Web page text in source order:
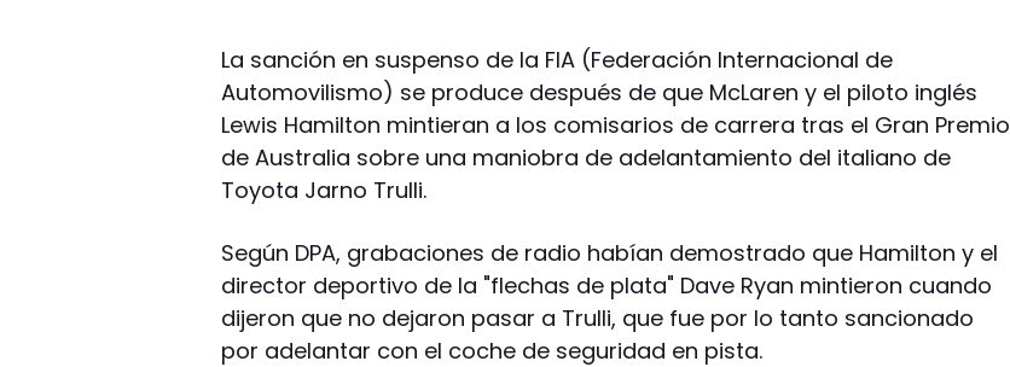
La sanción en suspenso de la FIA (Federación Internacional de
Automovilismo) se produce después de que McLaren y el piloto inglés
Lewis Hamilton mintieran a los comisarios de carrera tras el Gran Premio
de Australia sobre una maniobra de adelantamiento del italiano de
Toyota Jarno Trulli.
Según DPA, grabaciones de radio habían demostrado que Hamilton y el
director deportivo de la "flechas de plata" Dave Ryan mintieron cuando
dijeron que no dejaron pasar a Trulli, que fue por lo tanto sancionado
por adelantar con el coche de seguridad en pista.